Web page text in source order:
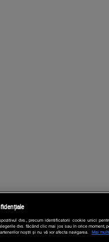
dvs., precum identificatorii cookie unici
dvs. făcând clic mai jos sau în orice moment,
noștri și nu vă vor afecta navigarea.
Mai